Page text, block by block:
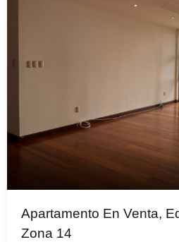
Apartamento En Venta,
Zona 14